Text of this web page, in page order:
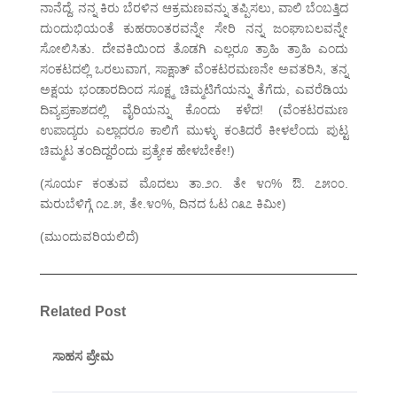
ನಾನೆದ್ದೆ. ನನ್ನ ಕಿರು ಬೆರಳಿನ ಆಕ್ರಮಣವನ್ನು ತಪ್ಪಿಸಲು, ವಾಲಿ ಬೆಂಬತ್ತಿದ
ದುಂದುಭಿಯಂತೆ ಕುಹರಾಂತರವನ್ನೇ ಸೇರಿ ನನ್ನ ಜಂಘಾಬಲವನ್ನೇ
ಸೋಲಿಸಿತು. ದೇವಕಿಯಿಂದ ತೊಡಗಿ ಎಲ್ಲರೂ ತ್ರಾಹಿ ತ್ರಾಹಿ ಎಂದು
ಸಂಕಟದಲ್ಲಿ ಒರಲುವಾಗ, ಸಾಕ್ಷಾತ್ ವೆಂಕಟರಮಣನೇ ಅವತರಿಸಿ, ತನ್ನ
ಅಕ್ಷಯ ಭಂಡಾರದಿಂದ ಸೂಕ್ಷ್ಮ ಚಿಮ್ಮಟಿಗೆಯನ್ನು ತೆಗೆದು, ಎವರೆಡಿಯ
ದಿವ್ಯಪ್ರಕಾಶದಲ್ಲಿ ವೈರಿಯನ್ನು ಕೊಂದು ಕಳೆದ! (ವೆಂಕಟರಮಣ
ಉಪಾದ್ಯರು ಎಲ್ಲಾದರೂ ಕಾಲಿಗೆ ಮುಳ್ಳು ಕಂತಿದರೆ ಕೀಳಲೆಂದು ಪುಟ್ಟ
ಚಿಮ್ಮಟ ತಂದಿದ್ದರೆಂದು ಪ್ರತ್ಯೇಕ ಹೇಳಬೇಕೇ!)
(ಸೂರ್ಯ ಕಂತುವ ಮೊದಲು ತಾ.೨೧. ತೇ ೪೧% ಔ. ೭೫೦೦.
ಮರುಬೆಳಿಗ್ಗೆ ೧೭.೫, ತೇ.೪೦%, ದಿನದ ಓಟ ೧೩೭ ಕಿಮೀ)
(ಮುಂದುವರಿಯಲಿದೆ)
Related Post
ಸಾಹಸ ಪ್ರೇಮ